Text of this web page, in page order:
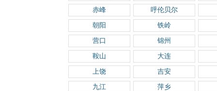
赤峰 呼伦贝尔
朝阳 铁岭
营口 锦州
鞍山 大连
上饶 吉安
九江 萍乡